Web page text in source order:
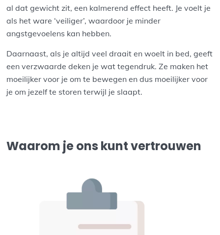
al dat gewicht zit, een kalmerend effect heeft. Je voelt je
als het ware ‘veiliger’, waardoor je minder
angstgevoelens kan hebben.
Daarnaast, als je altijd veel draait en woelt in bed, geeft
een verzwaarde deken je wat tegendruk. Ze maken het
moeilijker voor je om te bewegen en dus moeilijker voor
je om jezelf te storen terwijl je slaapt.
Waarom je ons kunt vertrouwen